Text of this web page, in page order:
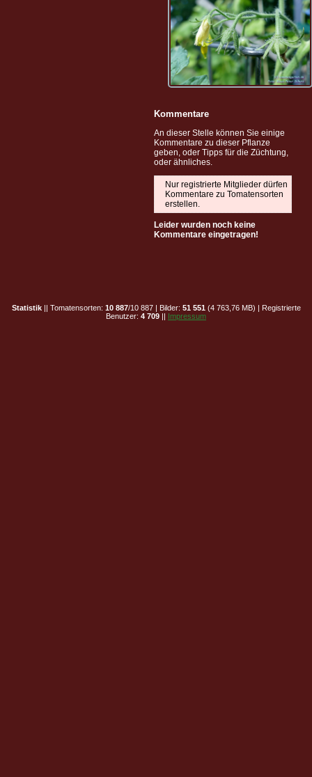
Kommentare
An dieser Stelle können Sie einige
Kommentare zu dieser Pflanze
geben, oder Tipps für die Züchtung,
oder ähnliches.
Nur registrierte Mitglieder dürfen
Kommentare zu Tomatensorten
erstellen.
Leider wurden noch keine
Kommentare eingetragen!
Statistik|| Tomatensorten: 10 887/10 887 | Bilder: 51 551 (4 763,76 MB) | Registrierte
Benutzer: 4 709 || Impressum